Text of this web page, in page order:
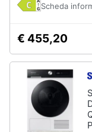
Scheda
€ 455,20